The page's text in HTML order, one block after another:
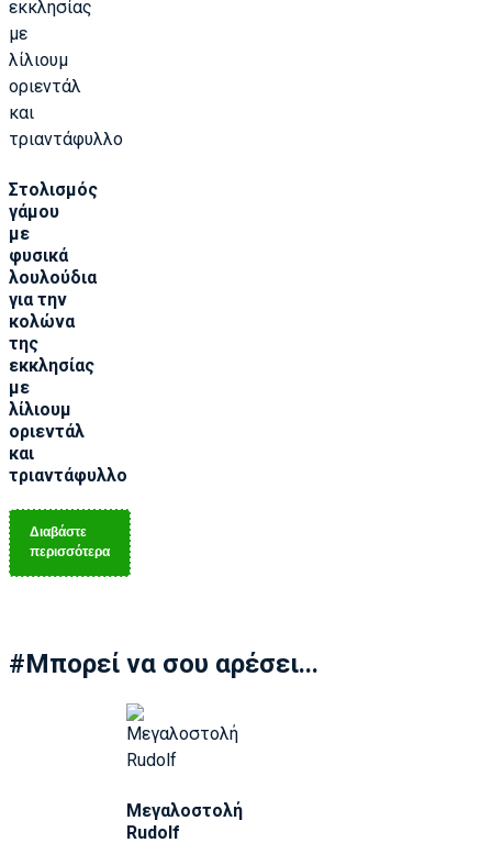
Στολισμός
γάμου
με
φυσικά
λουλούδια
για την
κολώνα
της
εκκλησίας
με
λίλιουμ
οριεντάλ
και
τριαντάφυλλο
Διαβάστε
περισσότερα
#Μπορεί να σου αρέσει...
Μεγαλοστολή
Rudolf